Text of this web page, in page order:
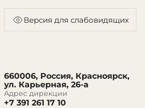
Версия для слабовидящих
660006, Россия, Красноярск,
ул. Карьерная, 26-а
Адрес дирекции
+7 391 261 17 10